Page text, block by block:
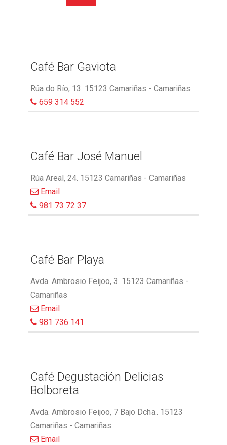
Café Bar Gaviota
Rúa do Río, 13. 15123 Camariñas - Camariñas
659 314 552
Café Bar José Manuel
Rúa Areal, 24. 15123 Camariñas - Camariñas
Email
981 73 72 37
Café Bar Playa
Avda. Ambrosio Feijoo, 3. 15123 Camariñas -
Camariñas
Email
981 736 141
Café Degustación Delicias
Bolboreta
Avda. Ambrosio Feijoo, 7 Bajo Dcha.. 15123
Camariñas - Camariñas
Email